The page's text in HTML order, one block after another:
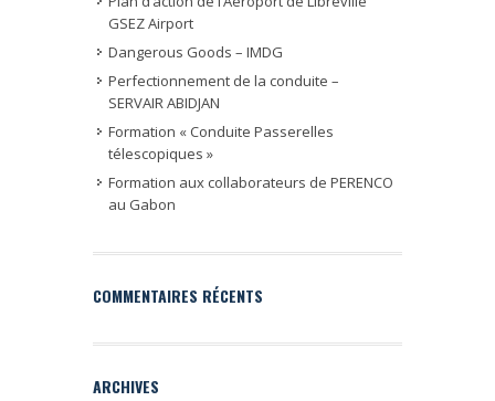
GSEZ Airport
Dangerous Goods – IMDG
Perfectionnement de la conduite –
SERVAIR ABIDJAN
Formation « Conduite Passerelles
télescopiques »
Formation aux collaborateurs de PERENCO
au Gabon
COMMENTAIRES RÉCENTS
ARCHIVES